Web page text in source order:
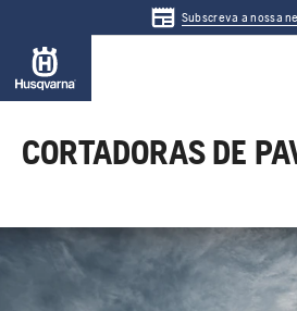
Subscreva a nossa
CORTADORAS DE